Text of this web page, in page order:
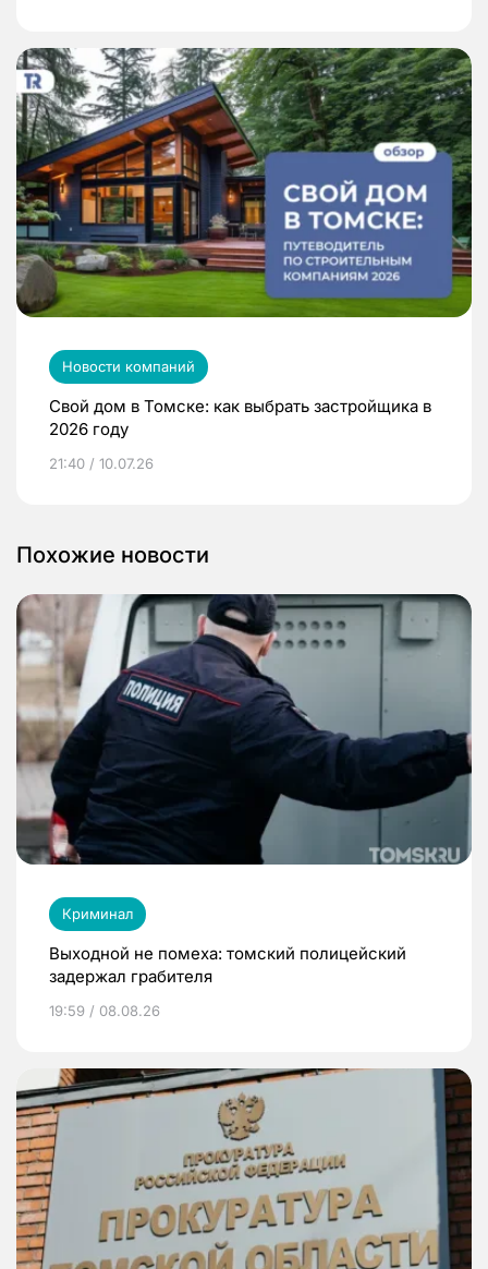
Новости компаний
Свой дом в Томске: как выбрать застройщика в
2026 году
21:40 / 10.07.26
Похожие новости
Криминал
Выходной не помеха: томский полицейский
задержал грабителя
19:59 / 08.08.26